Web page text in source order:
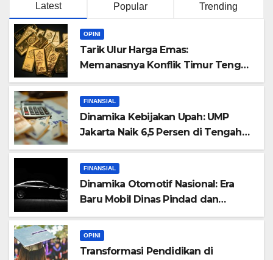
Latest Popular Trending
OPINI
Tarik Ulur Harga Emas:
Memanasnya Konflik Timur Tengah
dan Adu Sengit di Pasar Opsi
FINANSIAL
Dinamika Kebijakan Upah: UMP
Jakarta Naik 6,5 Persen di Tengah
Pemangkasan Gaji Pekerja Migran
AS
FINANSIAL
Dinamika Otomotif Nasional: Era
Baru Mobil Dinas Pindad dan
Ekspansi Kendaraan Listrik
Komersial
OPINI
Transformasi Pendidikan di